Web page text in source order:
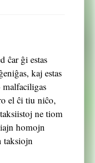
ĉar ĝi estas
kaj estas
el ĉi tiu niĉo,
ne tiom
homojn
taksiojn